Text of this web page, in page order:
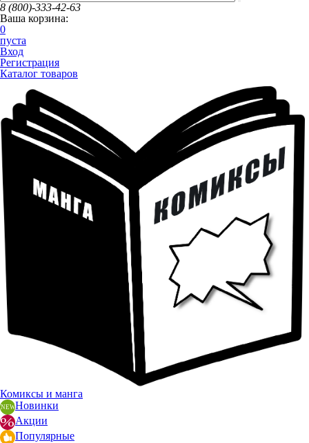
8 (800)-333-42-63
Ваша корзина:
0
пуста
Вход
Регистрация
Каталог товаров
Комиксы и манга
Новинки
Акции
Популярные